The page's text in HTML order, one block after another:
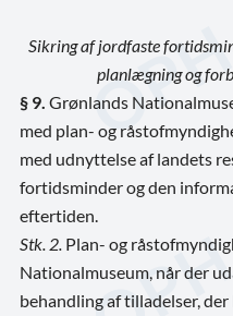
Sikring af jordfaste
planlægning og
§ 9. Grønlands
med plan- og
med udnyttelse af landets
fortidsminder og den
eftertiden.
Stk. 2. Plan- og
Nationalmuseum, når der
behandling af tilladelser,